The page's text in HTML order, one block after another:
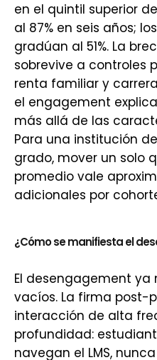
en el quintil superior
al 87% en seis años;
gradúan al 51%. La
sobrevive a controles
renta familiar y
el engagement
más allá de las
Para una institución
grado, mover un solo
promedio vale
adicionales por
¿Cómo se manifiesta el
El desengagement ya
vacíos. La firma post-
interacción de alta
profundidad:
navegan el LMS,